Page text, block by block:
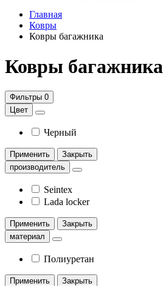
Главная
Ковры
Ковры багажника
Ковры багажника
Фильтры 0
Цвет
Черный
Применить
Закрыть
производитель
Seintex
Lada locker
Применить
Закрыть
материал
Полиуретан
Применить
Закрыть